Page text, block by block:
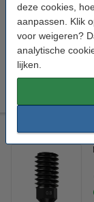
deze cookies,
aanpassen. Klik
voor weigeren?
analytische
lijken.
Modefine 3D A1